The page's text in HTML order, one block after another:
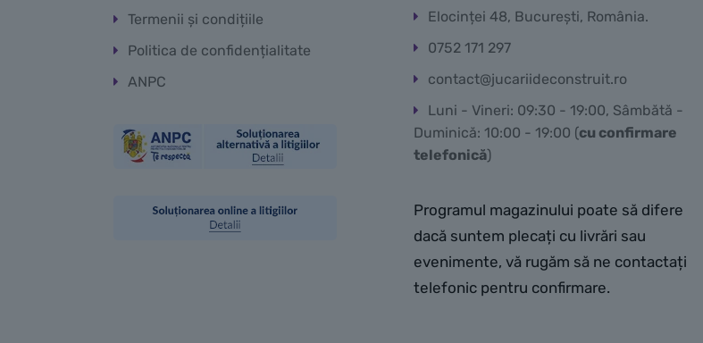
Termenii și condițiile
Politica de confidențialitate
ANPC
Elocinței 48, București, România.
0752 171 297
contact@jucariideconstruit.ro
Luni - Vineri: 09:30 - 19:00, Sâmbătă -
Duminică: 10:00 - 19:00 (cu confirmare
telefonică)
Programul magazinului poate să difere
dacă suntem plecați cu livrări sau
evenimente, vă rugăm să ne contactați
telefonic pentru confirmare.